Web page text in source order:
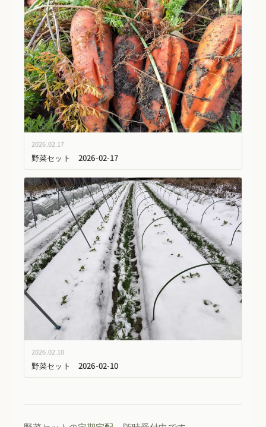
2026.02.17
野菜セット 2026-02-17
2026.02.10
野菜セット 2026-02-10